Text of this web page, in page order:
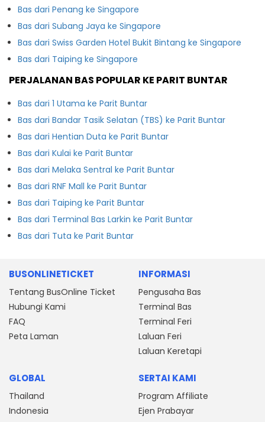
Bas dari Penang ke Singapore
Bas dari Subang Jaya ke Singapore
Bas dari Swiss Garden Hotel Bukit Bintang ke Singapore
Bas dari Taiping ke Singapore
PERJALANAN BAS POPULAR KE PARIT BUNTAR
Bas dari 1 Utama ke Parit Buntar
Bas dari Bandar Tasik Selatan (TBS) ke Parit Buntar
Bas dari Hentian Duta ke Parit Buntar
Bas dari Kulai ke Parit Buntar
Bas dari Melaka Sentral ke Parit Buntar
Bas dari RNF Mall ke Parit Buntar
Bas dari Taiping ke Parit Buntar
Bas dari Terminal Bas Larkin ke Parit Buntar
Bas dari Tuta ke Parit Buntar
BUSONLINETICKET
Tentang BusOnline Ticket
Hubungi Kami
FAQ
Peta Laman
INFORMASI
Pengusaha Bas
Terminal Bas
Terminal Feri
Laluan Feri
Laluan Keretapi
GLOBAL
Thailand
Indonesia
SERTAI KAMI
Program Affiliate
Ejen Prabayar